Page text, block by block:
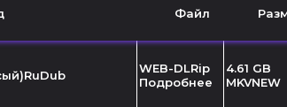
Файл
WEB-DLRip
Подробнее
4.61 GB
MKVNEW